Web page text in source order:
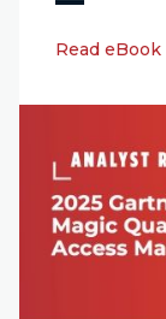
Read eBook